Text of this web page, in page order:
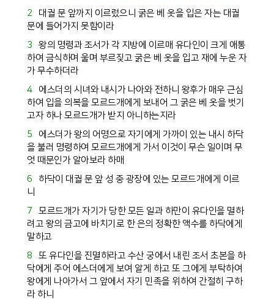
2 대궐 문 앞까지 이르렀으니 굵은 베 옷을 입은 자는 대궐
문에 들어가지 못함이라
3 왕의 명령과 조서가 각 지방에 이르매 유다인이 크게 애통
하여 금식하며 울며 부르짖고 굵은 베 옷을 입고 재에 누운 자
가 무수하더라
4 에스더 의 시녀와 내시가 나아와 전하니 왕후가 매우 근심
하여 입을 의복을 모르드개에게 보내어 그 굵은 베 옷을 벗기
고자 하나모르드개가 받지 아니하는지라
5 에스더 가 왕의 어명으로 자기에게 가까이 있는 내시 하닥
을 불러 명령하여 모르드개에게 가서 이것이 무슨 일이며 무
엇 때문인가 알아보라 하매
6 하닥이 대궐 문 앞 성 중 광장에 있는 모르드개에게 이르
니
7 모르드개가 자기가 당한 모든 일과 하만이 유다인을 멸하
려고 왕의 금고에 바치기로 한 은의 정확한 액수를 하닥에게
말하고
8 또 유다인을 진멸하라고 수산궁에서 내린 조서 초본을 하
닥에게 주어 에스더 에게 보여 알게 하고 또 그에게 부탁하여
왕에게 나아가서 그 앞에서 자기 민족을 위하여 간절히 구하
라 하니